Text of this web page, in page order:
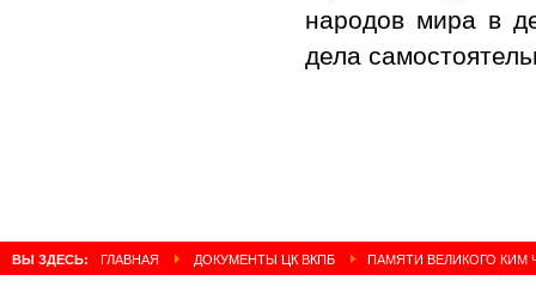
народов мира в
дела
ВЫ ЗДЕСЬ: ГЛАВНАЯ ДОКУМЕНТЫ ЦК ВКПБ ПАМЯТИ ВЕЛИКОГО КИМ